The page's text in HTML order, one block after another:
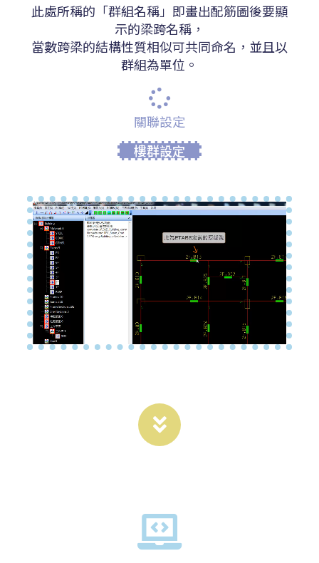
此處所稱的「群組名稱」即畫出配筋圖後要顯
示的梁跨名稱，
當數跨梁的結構性質相似可共同命名，並且以
群組為單位。
關聯設定
樓群設定